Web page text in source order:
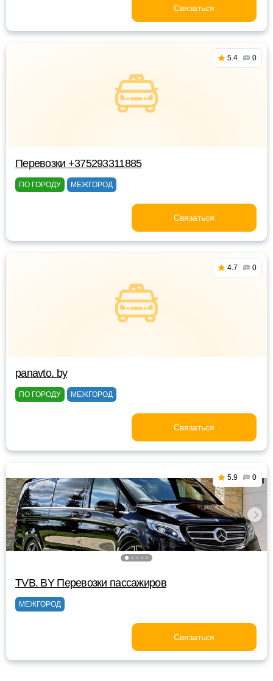
Связаться
5.4 0
Перевозки +375293311885
ПО ГОРОДУ МЕЖГОРОД
Связаться
4.7 0
panavto. by
ПО ГОРОДУ МЕЖГОРОД
Связаться
5.9 0
TVB. BY Перевозки пассажиров
МЕЖГОРОД
Связаться